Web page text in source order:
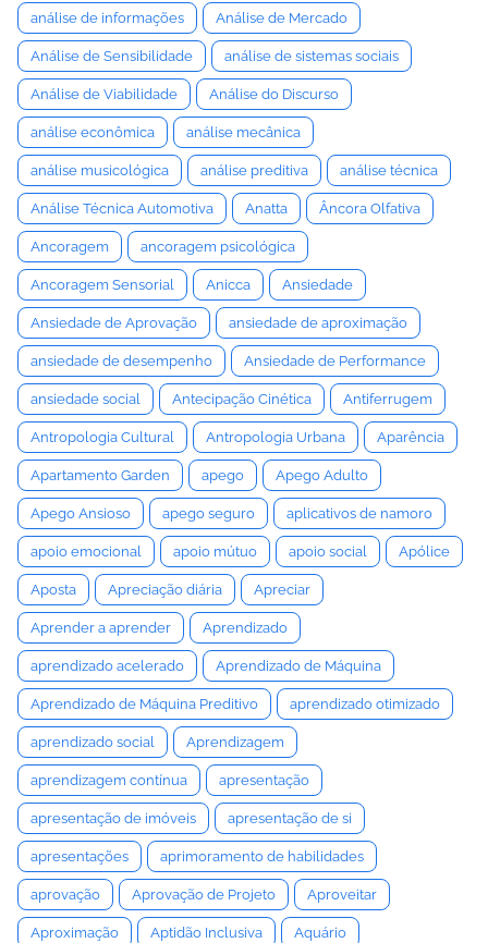
análise de informações Análise de Mercado
Análise de Sensibilidade análise de sistemas sociais
Análise de Viabilidade Análise do Discurso
análise econômica análise mecânica
análise musicológica análise preditiva análise técnica
Análise Técnica Automotiva Anatta Âncora Olfativa
Ancoragem ancoragem psicológica
Ancoragem Sensorial Anicca Ansiedade
Ansiedade de Aprovação ansiedade de aproximação
ansiedade de desempenho Ansiedade de Performance
ansiedade social Antecipação Cinética Antiferrugem
Antropologia Cultural Antropologia Urbana Aparência
Apartamento Garden apego Apego Adulto
Apego Ansioso apego seguro aplicativos de namoro
apoio emocional apoio mútuo apoio social Apólice
Aposta Apreciação diária Apreciar
Aprender a aprender Aprendizado
aprendizado acelerado Aprendizado de Máquina
Aprendizado de Máquina Preditivo aprendizado otimizado
aprendizado social Aprendizagem
aprendizagem contínua apresentação
apresentação de imóveis apresentação de si
apresentações aprimoramento de habilidades
aprovação Aprovação de Projeto Aproveitar
Aproximação Aptidão Inclusiva Aquário